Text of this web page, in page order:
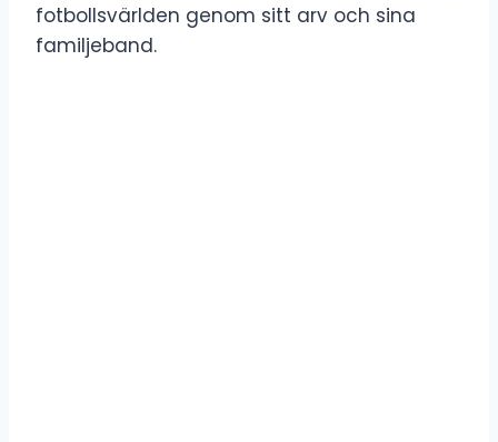
fotbollsvärlden genom sitt arv och sina
familjeband.